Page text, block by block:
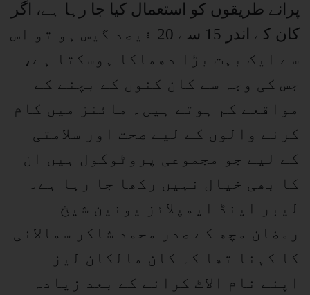
پرانے طریقوں کو استعمال کیا جا رہا ہے، اگر
کان کے اندر 15 سے 20 فیصد گیس ہو تو اس
سے ایک بہت بڑا دھماکا ہوسکتا ہے،
جس کی وجہ سے کان کنوں کے بچنے کے
مواقعے کم ہوتے ہیں۔ مائنز میں کام
کرنے والوں کے لیے صحت اور سلامتی
کے لیے جو مجموعی پروٹوکول ہیں ان
کا بھی خیال نہیں رکھا جا رہا ہے۔
لیبر اینڈ ایمپلائز یونین شیخ
رمضان مچھ کے صدر محمد شاکر سمالانی
کا کہنا تھا کہ کان مالکان لیز
اپنے نام الاٹ کرانے کے بعد زیادہ